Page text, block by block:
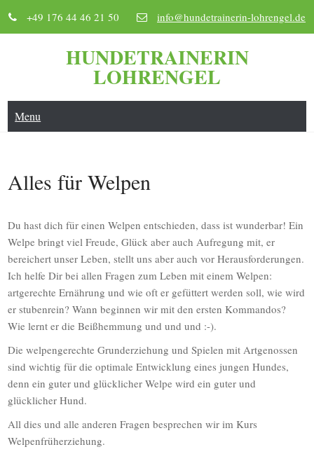
+49 176 44 46 21 50 info@hundetrainerin-lohrengel.de
HUNDETRAINERIN
LOHRENGEL
Menu
Alles für Welpen
Du hast dich für einen Welpen entschieden, dass ist wunderbar! Ein
Welpe bringt viel Freude, Glück aber auch Aufregung mit, er
bereichert unser Leben, stellt uns aber auch vor Herausforderungen.
Ich helfe Dir bei allen Fragen zum Leben mit einem Welpen:
artgerechte Ernährung und wie oft er gefüttert werden soll, wie wird
er stubenrein? Wann beginnen wir mit den ersten Kommandos?
Wie lernt er die Beißhemmung und und und :-).
Die welpengerechte Grunderziehung und Spielen mit Artgenossen
sind wichtig für die optimale Entwicklung eines jungen Hundes,
denn ein guter und glücklicher Welpe wird ein guter und
glücklicher Hund.
All dies und alle anderen Fragen besprechen wir im Kurs
Welpenfrüherziehung.